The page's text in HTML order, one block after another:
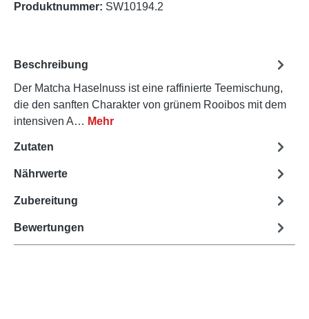
Produktnummer: SW10194.2
Beschreibung
Der Matcha Haselnuss ist eine raffinierte Teemischung,
die den sanften Charakter von grünem Rooibos mit dem
intensiven A… Mehr
Zutaten
Nährwerte
Zubereitung
Bewertungen